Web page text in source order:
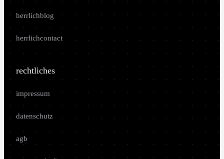
herrlichblog
herrlichcontact
rechtliches
impressum
datenschutz
agb